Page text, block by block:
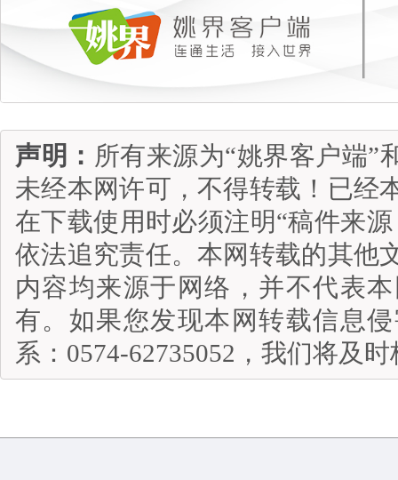
声明： 所有来源为“姚界客户端”
未经本网许可，不得转载！已经
在下载使用时必须注明“稿件来
依法追究责任。本网转载的其他
内容均来源于网络，并不代表
有。如果您发现本网转载信息
系：0574-62735052，我们将及